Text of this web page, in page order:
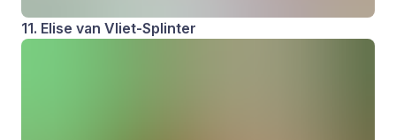
11. Elise van Vliet-Splinter